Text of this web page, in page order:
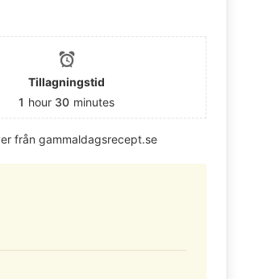
Tillagningstid
1 hour 30 minutes
från gammaldagsrecept.se